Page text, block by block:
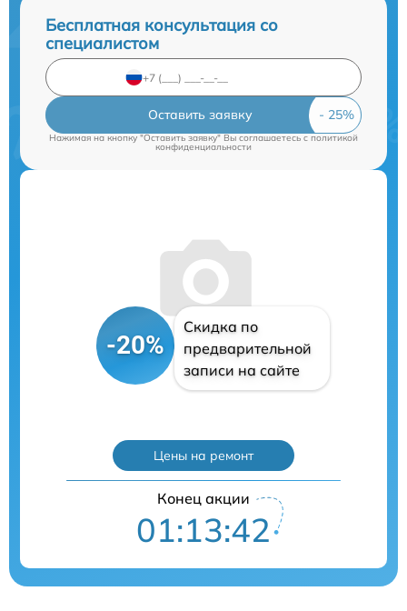
Бесплатная консультация со
специалистом
Оставить заявку
Нажимая на кнопку "Оставить заявку" Вы соглашаетесь cполитикой
конфиденциальности
-20%
Скидка по
предварительной
записи на сайте
Цены на ремонт
Конец акции
01:13:41